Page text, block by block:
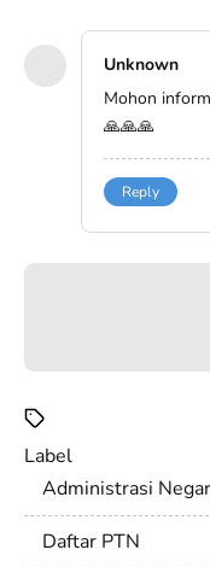
Unknown
Mohon
🙏🙏🙏
Reply
Label
Administrasi
Daftar PTN